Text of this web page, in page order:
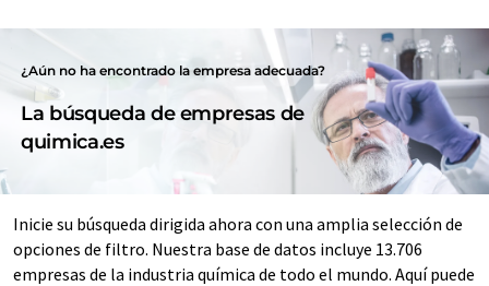
¿Aún no ha encontrado la empresa adecuada?
La búsqueda de empresas de
quimica.es
Inicie su búsqueda dirigida ahora con una amplia selección de
opciones de filtro. Nuestra base de datos incluye 13.706
empresas de la industria química de todo el mundo. Aquí puede